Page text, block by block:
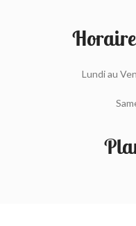
Lundi au